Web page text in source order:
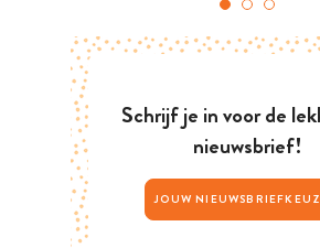
Schrijf je in voor de
nieuwsbrief!